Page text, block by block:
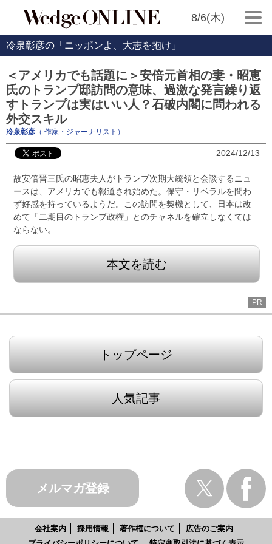
8/6(木)
冷泉彰彦の「ニッポンよ、大志を抱け」
＜アメリカでも話題に＞安倍元首相の妻・昭恵
氏のトランプ邸訪問の意味、過激な発言繰り返
すトランプは実はいい人？石破内閣に問われる
外交スキル
冷泉彰彦 （ 作家・ジャーナリスト）
2024/12/13
故安倍晋三氏の昭恵夫人がトランプ次期大統領と会談するニュ
ースは、アメリカでも報道され始めた。保守・リベラルを問わ
ず好感を持っているようだ。この訪問を契機として、日本は改
めて「二期目のトランプ政権」とのチャネルを確立しなくては
ならない。
本文を読む
PR
トップページ
人気記事
メルマガ登録
会社案内 採用情報 著作権について
広告のご案内